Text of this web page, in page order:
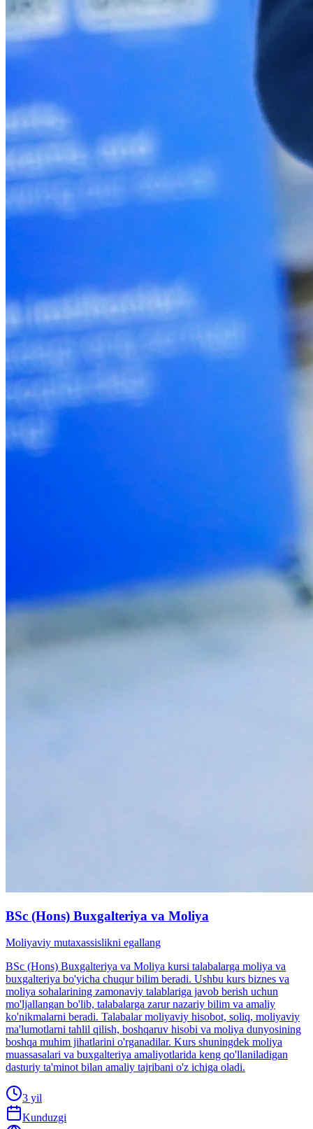
BSc (Hons) Buxgalteriya va Moliya
Moliyaviy mutaxassislikni egallang
BSc (Hons) Buxgalteriya va Moliya kursi talabalarga moliya va
buxgalteriya bo'yicha chuqur bilim beradi. Ushbu kurs biznes va
moliya sohalarining zamonaviy talablariga javob berish uchun
mo'ljallangan bo'lib, talabalarga zarur nazariy bilim va amaliy
ko'nikmalarni beradi. Talabalar moliyaviy hisobot, soliq, moliyaviy
ma'lumotlarni tahlil qilish, boshqaruv hisobi va moliya dunyosining
boshqa muhim jihatlarini o'rganadilar. Kurs shuningdek moliya
muassasalari va buxgalteriya amaliyotlarida keng qo'llaniladigan
dasturiy ta'minot bilan amaliy tajribani o'z ichiga oladi.
3 yil
Kunduzgi